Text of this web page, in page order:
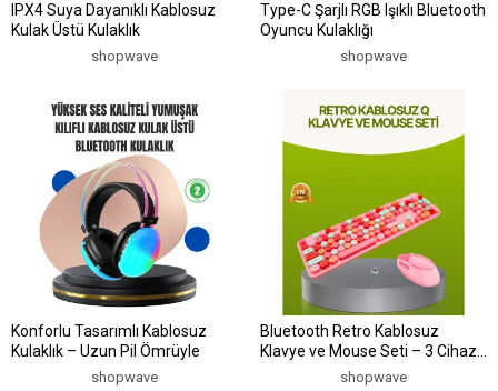
IPX4 Suya Dayanıklı Kablosuz
Kulak Üstü Kulaklık
shopwave
Type-C Şarjlı RGB Işıklı Bluetooth
Oyuncu Kulaklığı
shopwave
Konforlu Tasarımlı Kablosuz
Kulaklık – Uzun Pil Ömrüyle
shopwave
Bluetooth Retro Kablosuz
Klavye ve Mouse Seti – 3 Cihaz
Bağlantılı, Sessiz Tuş, Uzun Pil
shopwave